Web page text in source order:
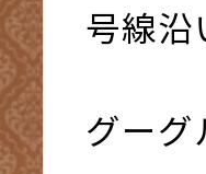
号線沿
グーグ